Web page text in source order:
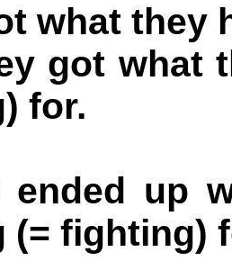
what they
got what
for.
ended up
(= fighting)